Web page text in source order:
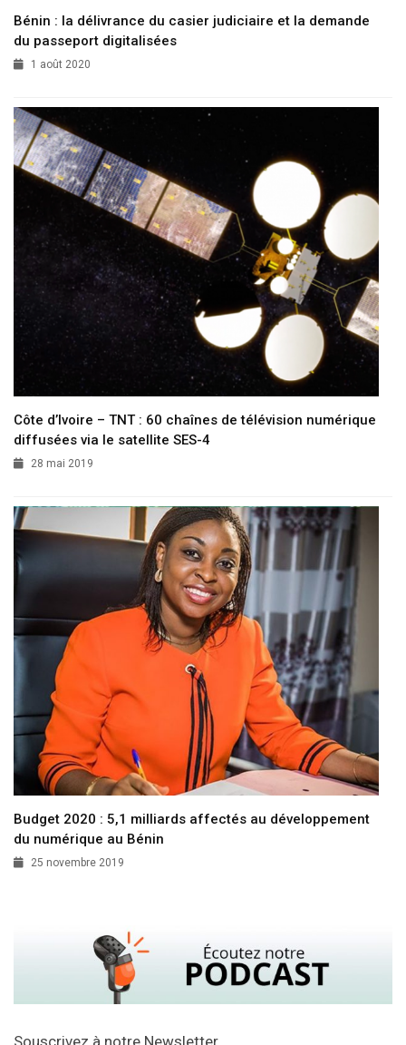
Bénin : la délivrance du casier judiciaire et la demande
du passeport digitalisées
1 août 2020
Côte d’Ivoire – TNT : 60 chaînes de télévision numérique
diffusées via le satellite SES-4
28 mai 2019
Budget 2020 : 5,1 milliards affectés au développement
du numérique au Bénin
25 novembre 2019